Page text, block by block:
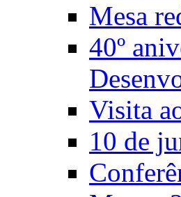
Mesa
40º
Visita
10 de